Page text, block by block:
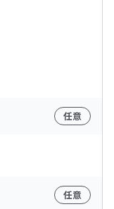
任意
任意